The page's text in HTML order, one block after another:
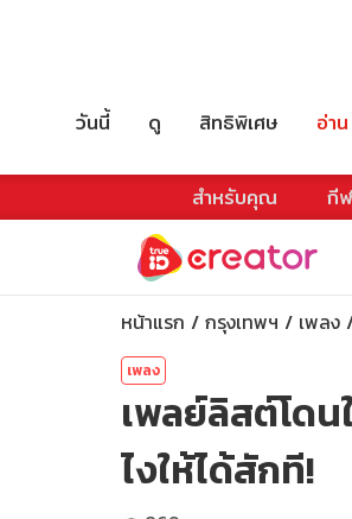
วันนี้ ดู สิทธิพิเศษ อ่าน
สำหรับคุณ กี
หน้าแรก กรุงเทพฯ เพลง
เพลง
เพลย์ลิสต์โด
ไงให้ได้สักที!